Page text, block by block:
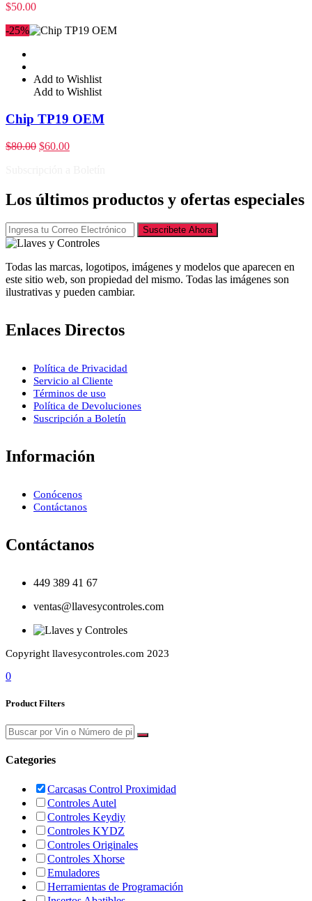
$50.00
-25%
Add to Wishlist
Add to Wishlist
Chip TP19 OEM
$80.00 $60.00
Los últimos productos y ofertas especiales
Suscribete Ahora
Todas las marcas, logotipos, imágenes y modelos que aparecen en
este sitio web, son propiedad del mismo. Todas las imágenes son
ilustrativas y pueden cambiar.
Enlaces Directos
Política de Privacidad
Servicio al Cliente
Términos de uso
Política de Devoluciones
Suscripción a Boletín
Información
Conócenos
Contáctanos
Contáctanos
449 389 41 67
ventas@llavesycontroles.com
Copyright llavesycontroles.com 2023
0
Product Filters
Categories
Carcasas Control Proximidad
Controles Autel
Controles Keydiy
Controles KYDZ
Controles Originales
Controles Xhorse
Emuladores
Herramientas de Programación